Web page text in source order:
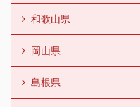
和歌山県
岡山県
島根県